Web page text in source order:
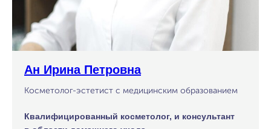
Ан Ирина Петровна
Косметолог-эстетист с медицинским образованием
Квалифицированный косметолог, и консультант